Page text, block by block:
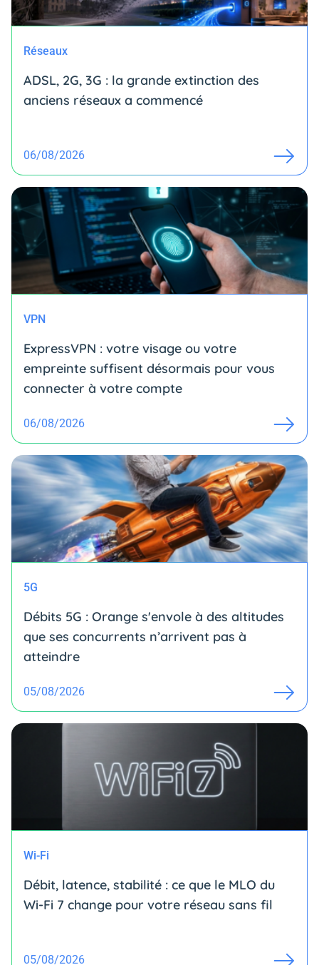
Réseaux
ADSL, 2G, 3G : la grande extinction des
anciens réseaux a commencé
06/08/2026
VPN
ExpressVPN : votre visage ou votre
empreinte suffisent désormais pour vous
connecter à votre compte
06/08/2026
5G
Débits 5G : Orange s'envole à des altitudes
que ses concurrents n’arrivent pas à
atteindre
05/08/2026
Wi-Fi
Débit, latence, stabilité : ce que le MLO du
Wi-Fi 7 change pour votre réseau sans fil
05/08/2026